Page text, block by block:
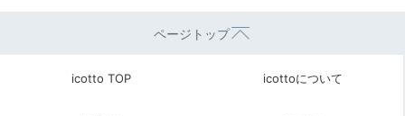
ページトップ
icotto TOP icottoについて